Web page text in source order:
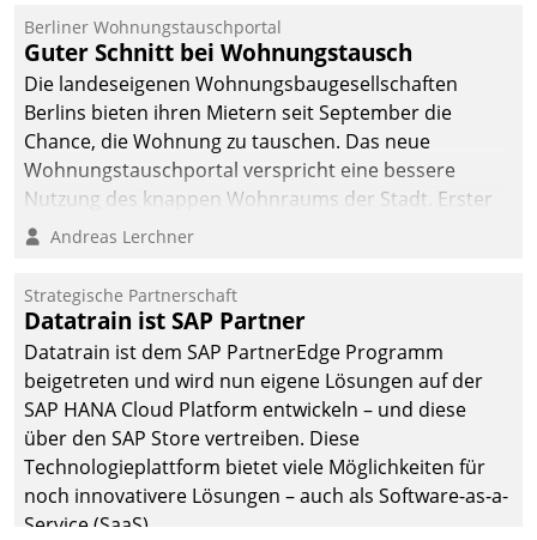
Berliner Wohnungstauschportal
Guter Schnitt bei Wohnungstausch
Die landeseigenen Wohnungsbaugesellschaften
Berlins bieten ihren Mietern seit September die
Chance, die Wohnung zu tauschen. Das neue
Wohnungstauschportal verspricht eine bessere
Nutzung des knappen Wohnraums der Stadt. Erster
Anwendungsfall für Datatrains Lösung API-Hub mit
Unternehmen.
Andreas Lerchner
Strategische Partnerschaft
Datatrain ist SAP Partner
Datatrain ist dem SAP PartnerEdge Programm
beigetreten und wird nun eigene Lösungen auf der
SAP HANA Cloud Platform entwickeln – und diese
über den SAP Store vertreiben. Diese
Technologieplattform bietet viele Möglichkeiten für
noch innovativere Lösungen – auch als Software-as-a-
Service (SaaS).